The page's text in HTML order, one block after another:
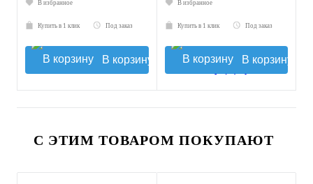
В избранное
Купить в 1 клик Под заказ
В корзину
В избранное
Купить в 1 клик Под заказ
В корзину
С ЭТИМ ТОВАРОМ ПОКУПАЮТ